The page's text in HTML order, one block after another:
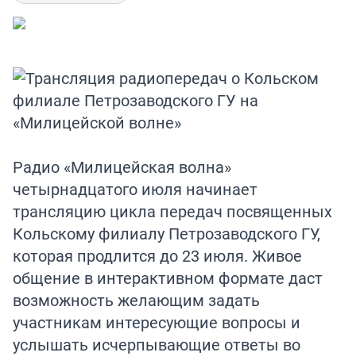
Радио «Милицейская волна»
четырнадцатого июля начинает
трансляцию цикла передач посвященных
Кольскому филиалу Петрозаводского ГУ,
которая продлится до 23 июля. Живое
общение в интерактивном формате даст
возможность желающим задать
участникам интересующие вопросы и
услышать исчерпывающие ответы во